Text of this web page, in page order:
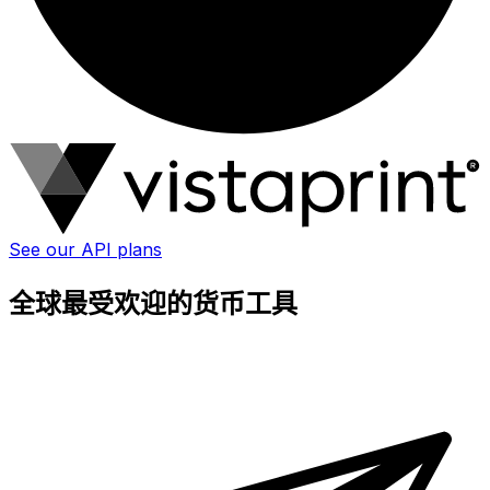
See our API plans
全球最受欢迎的货币工具